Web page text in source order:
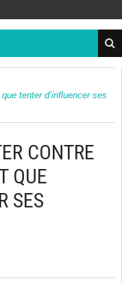
tenter d’influencer ses
CONTRE
QUE
SES